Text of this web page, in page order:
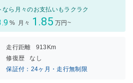
ら月々のお支払いもラクラク
% 月々 1.85 万円~
走行距離
913Km
修復歴
なし
保証付：24ヶ月・走行無制限